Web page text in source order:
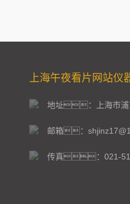
上海午夜看片网站仪
地址：上海市浦
邮箱：
传真：021-